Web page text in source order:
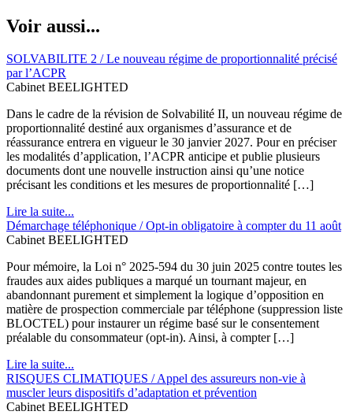
Voir aussi...
SOLVABILITE 2 / Le nouveau régime de proportionnalité précisé
par l’ACPR
Cabinet BEELIGHTED
Dans le cadre de la révision de Solvabilité II, un nouveau régime de
proportionnalité destiné aux organismes d’assurance et de
réassurance entrera en vigueur le 30 janvier 2027. Pour en préciser
les modalités d’application, l’ACPR anticipe et publie plusieurs
documents dont une nouvelle instruction ainsi qu’une notice
précisant les conditions et les mesures de proportionnalité […]
Lire la suite...
Démarchage téléphonique / Opt-in obligatoire à compter du 11 août
Cabinet BEELIGHTED
Pour mémoire, la Loi n° 2025-594 du 30 juin 2025 contre toutes les
fraudes aux aides publiques a marqué un tournant majeur, en
abandonnant purement et simplement la logique d’opposition en
matière de prospection commerciale par téléphone (suppression liste
BLOCTEL) pour instaurer un régime basé sur le consentement
préalable du consommateur (opt-in). Ainsi, à compter […]
Lire la suite...
RISQUES CLIMATIQUES / Appel des assureurs non-vie à
muscler leurs dispositifs d’adaptation et prévention
Cabinet BEELIGHTED